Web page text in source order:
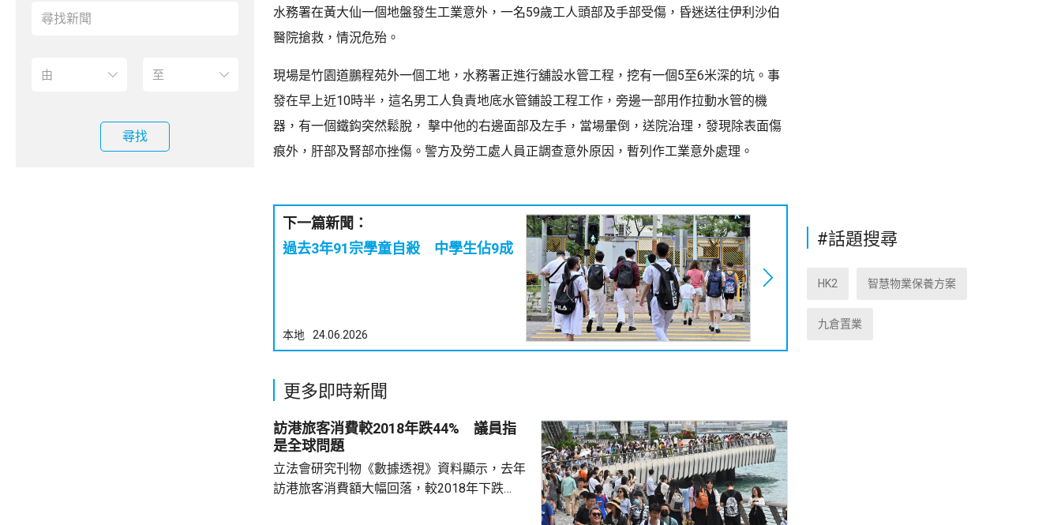
尋找
水務署在黃大仙一個地盤發生工業意外，一名59歲工人頭部及手部受傷，昏迷送往伊利沙伯
醫院搶救，情況危殆。
現場是竹園道鵬程苑外一個工地，水務署正進行舖設水管工程，挖有一個5至6米深的坑。事
發在早上近10時半，這名男工人負責地底水管鋪設工程工作，旁邊一部用作拉動水管的機
器，有一個鐵鈎突然鬆脫， 擊中他的右邊面部及左手，當場暈倒，送院治理，發現除表面傷
痕外，肝部及腎部亦挫傷。警方及勞工處人員正調查意外原因，暫列作工業意外處理。
下一篇新聞：
過去3年91宗學童自殺 中學生佔9成
本地 24.06.2026
更多即時新聞
訪港旅客消費較2018年跌44% 議員指
是全球問題
立法會研究刊物《數據透視》資料顯示，去年
訪港旅客消費額大幅回落，較2018年下跌
#話題搜尋
HK2 智慧物業保養方案
九倉置業